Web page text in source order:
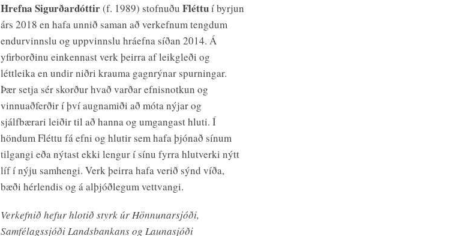
Hrefna Sigurðardóttir(f. 1989) stofnuðuFléttuí byrjun
árs 2018 en hafa unnið saman að verkefnum tengdum
endurvinnslu og uppvinnslu hráefna síðan 2014. Á
yfirborðinu einkennast verk þeirra af leikgleði og
léttleika en undir niðri krauma gagnrýnar spurningar.
Þær setja sér skorður hvað varðar efnisnotkun og
vinnuaðferðir í því augnamiði að móta nýjar og
sjálfbærari leiðir til að hanna og umgangast hluti. Í
höndum Fléttu fá efni og hlutir sem hafa þjónað sínum
tilgangi eða nýtast ekki lengur í sínu fyrra hlutverki nýtt
líf í nýju samhengi. Verk þeirra hafa verið sýnd víða,
bæði hérlendis og á alþjóðlegum vettvangi.
Verkefnið hefur hlotið styrk úr Hönnunarsjóði,
Samfélagssjóði Landsbankans og Launasjóði